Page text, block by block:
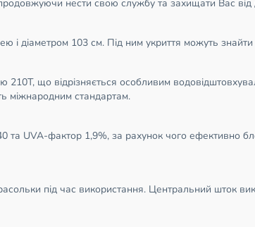
нести свою службу та захищати Вас від
діаметром 103 см. Під ним укриття можуть знайти
що відрізняється особливим
міжнародним стандартам.
UVA-фактор 1,9%, за рахунок чого ефективно
під час використання. Центральний шток